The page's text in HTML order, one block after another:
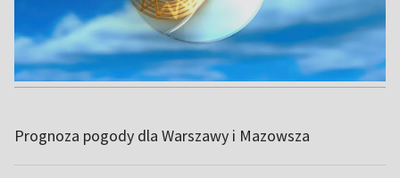
Prognoza pogody dla Warszawy i Mazowsza